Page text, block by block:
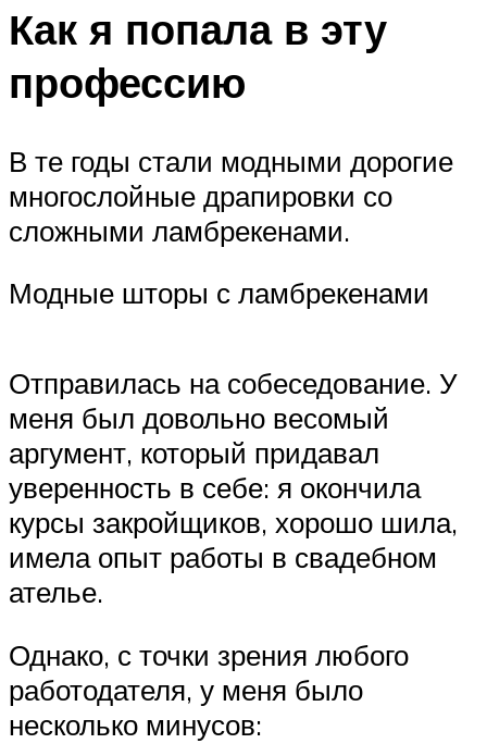
Как я попала в эту
профессию
В те годы стали модными дорогие
многослойные драпировки со
сложными ламбрекенами.
Модные шторы с ламбрекенами
Отправилась на собеседование. У
меня был довольно весомый
аргумент, который придавал
уверенность в себе: я окончила
курсы закройщиков, хорошо шила,
имела опыт работы в свадебном
ателье.
Однако, с точки зрения любого
работодателя, у меня было
несколько минусов: